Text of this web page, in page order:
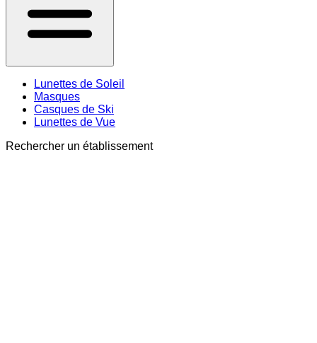
Lunettes de Soleil
Masques
Casques de Ski
Lunettes de Vue
Rechercher un établissement